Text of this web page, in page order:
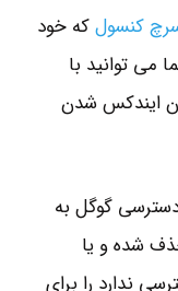
کنسولکه خود
می توانید با
ایندکس شدن
گوگل به
شده و یا
ندارد را برای